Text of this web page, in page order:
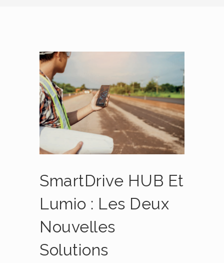
SmartDrive HUB Et
Lumio : Les Deux
Nouvelles
Solutions